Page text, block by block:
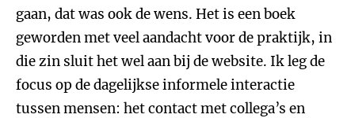
gaan, dat was ook de wens. Het is een boek
geworden met veel aandacht voor de praktijk, in
die zin sluit het wel aan bij de website. Ik leg de
focus op de dagelijkse informele interactie
tussen mensen: het contact met collega’s en